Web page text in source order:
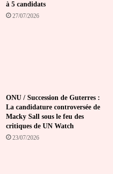
à 5 candidats
27/07/2026
ONU / Succession de Guterres :
La candidature controversée de
Macky Sall sous le feu des
critiques de UN Watch
23/07/2026